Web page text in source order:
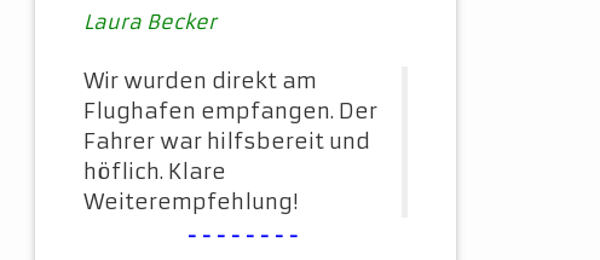
Laura Becker
Wir wurden direkt am
Flughafen empfangen. Der
Fahrer war hilfsbereit und
höflich. Klare
Weiterempfehlung!
--------